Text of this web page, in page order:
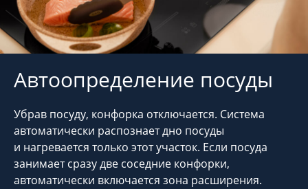
Автоопределение посуды
Убрав посуду, конфорка отключается. Система
автоматически распознает дно посуды
и нагревается только этот участок. Если посуда
занимает сразу две соседние конфорки,
автоматически включается зона расширения.